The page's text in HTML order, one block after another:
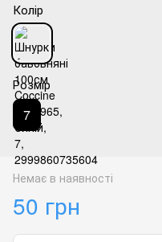
Колір
Розмір
7
Немає в наявності
50 грн